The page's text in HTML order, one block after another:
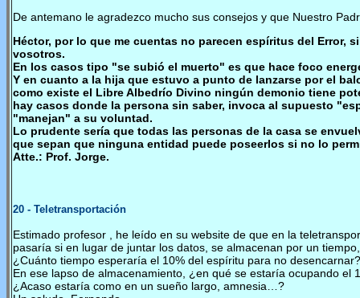
De antemano le agradezco mucho sus consejos y que Nuestro
Héctor, por lo que me cuentas no parecen espíritus del Error,
vosotros.
En los casos tipo "se subió el muerto" es que hace foco
Y en cuanto a la hija que estuvo a punto de lanzarse por el
como existe el Libre Albedrío Divino ningún demonio tiene
hay casos donde la persona sin saber, invoca al supuesto
"manejan" a su voluntad.
Lo prudente sería que todas las personas de la casa se
que sepan que ninguna entidad puede poseerlos si no lo
Atte.: Prof. Jorge.
20 - Teletransportación
Estimado profesor , he leído en su website de que en la
pasaría si en lugar de juntar los datos, se almacenan por un
¿Cuánto tiempo esperaría el 10% del espíritu para no desencarnar?
En ese lapso de almacenamiento, ¿en qué se estaría ocupando el
¿Acaso estaría como en un sueño largo, amnesia…?